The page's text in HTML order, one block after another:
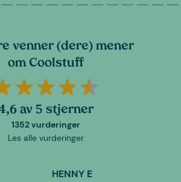
venner (dere) mener
om Coolstuff
av 5 stjerner
1352 vurderinger
Les alle vurderinger
HENNY E